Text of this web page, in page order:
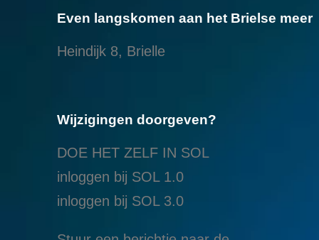
Even langskomen aan het Brielse meer
Heindijk 8, Brielle
Wijzigingen doorgeven?
DOE HET ZELF IN SOL
inloggen bij SOL 1.0
inloggen bij SOL 3.0